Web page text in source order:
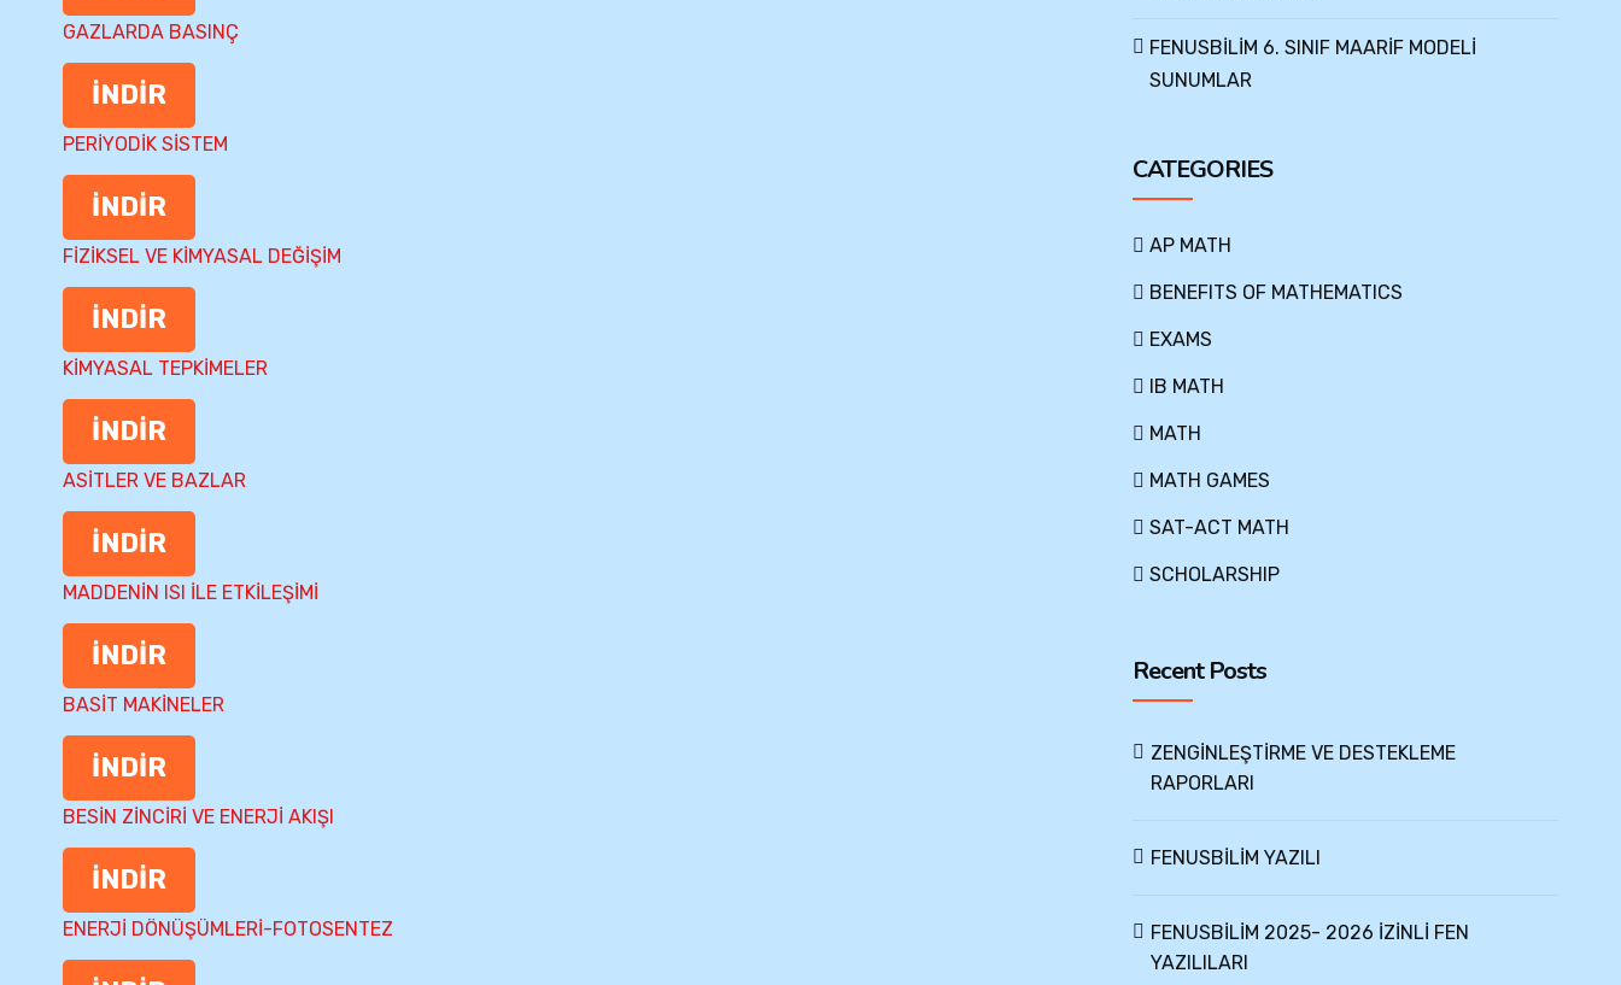
GAZLARDA BASINÇ
İNDİR
PERİYODİK SİSTEM
İNDİR
FİZİKSEL VE KİMYASAL DEĞİŞİM
İNDİR
KİMYASAL TEPKİMELER
İNDİR
ASİTLER VE BAZLAR
İNDİR
MADDENİN ISI İLE ETKİLEŞİMİ
İNDİR
BASİT MAKİNELER
İNDİR
BESİN ZİNCİRİ VE ENERJİ AKIŞI
İNDİR
ENERJİ DÖNÜŞÜMLERİ-FOTOSENTEZ
FENUSBİLİM 6. SINIF MAARİF MODELİ
SUNUMLAR
CATEGORIES
AP MATH
BENEFITS OF MATHEMATICS
EXAMS
IB MATH
MATH
MATH GAMES
SAT-ACT MATH
SCHOLARSHIP
Recent Posts
ZENGİNLEŞTİRME VE DESTEKLEME
RAPORLARI
FENUSBİLİM YAZILI
FENUSBİLİM 2025- 2026 İZİNLİ FEN
YAZILILARI